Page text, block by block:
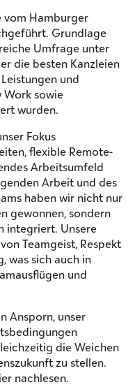
vom Hamburger
Grundlage
Umfrage unter
die besten Kanzleien
und
Work sowie
wurden.
Fokus
flexible Remote-
Arbeitsumfeld
Arbeit und des
haben wir nicht nur
gewonnen, sondern
integriert. Unsere
Teamgeist, Respekt
was sich auch in
und
Ansporn, unser
die Weichen
zu stellen.
nachlesen.